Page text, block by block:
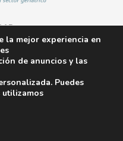
la mejor experiencia en
de anuncios y las
Puedes
utilizamos